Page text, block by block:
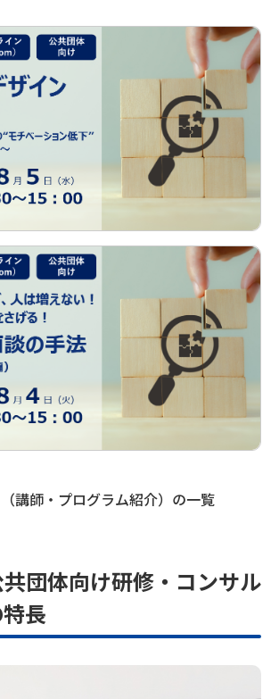
講師・プログラム紹介）の一覧
団体向け研修・コンサル
長